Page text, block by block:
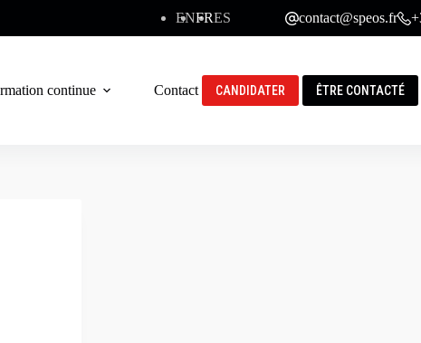
ENFRES contact@speos.fr
continue Contact CANDIDATER ÊTRE CONTACTÉ